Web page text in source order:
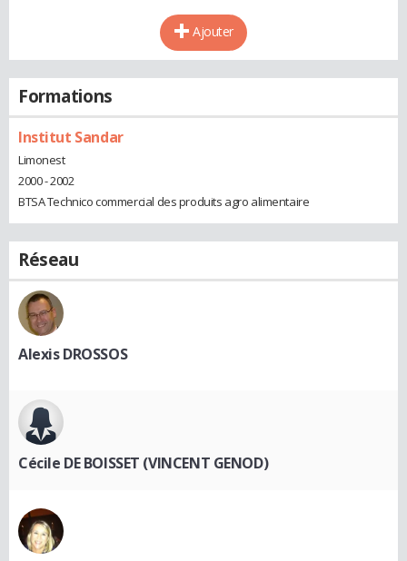
Ajouter
Formations
Institut Sandar
Limonest
2000 - 2002
BTSA Technico commercial des produits agro alimentaire
Réseau
Alexis DROSSOS
Cécile DE BOISSET (VINCENT GENOD)